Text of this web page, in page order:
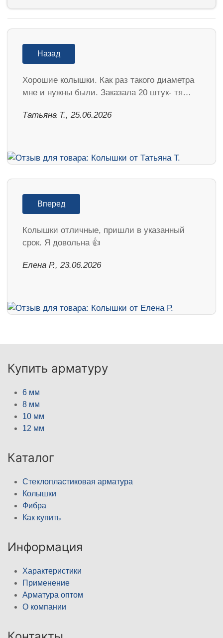
Назад
Хорошие колышки. Как раз такого диаметра
мне и нужны были. Заказала 20 штук- тя…
Татьяна Т., 25.06.2026
Вперед
Колышки отличные, пришли в указанный
срок. Я довольна 👍
Елена Р., 23.06.2026
Купить арматуру
6 мм
8 мм
10 мм
12 мм
Каталог
Стеклопластиковая арматура
Колышки
Фибра
Как купить
Информация
Характеристики
Применение
Арматура оптом
О компании